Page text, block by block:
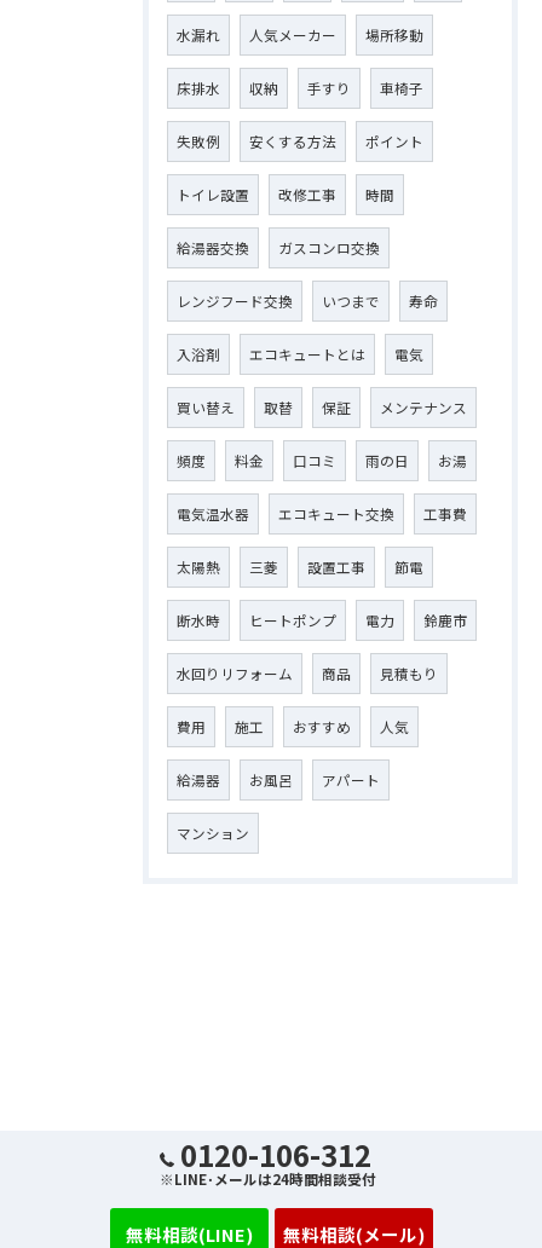
水漏れ 人気メーカー 場所移動
床排水 収納 手すり 車椅子
失敗例 安くする方法 ポイント
トイレ設置 改修工事 時間
給湯器交換 ガスコンロ交換
レンジフード交換 いつまで 寿命
入浴剤 エコキュートとは 電気
買い替え 取替 保証 メンテナンス
頻度 料金 口コミ 雨の日 お湯
電気温水器 エコキュート交換 工事費
太陽熱 三菱 設置工事 節電
断水時 ヒートポンプ 電力 鈴鹿市
水回りリフォーム 商品 見積もり
費用 施工 おすすめ 人気
給湯器 お風呂 アパート
マンション
0120-106-312
※LINE･メールは24時間相談受付
無料相談(LINE) 無料相談(メール)